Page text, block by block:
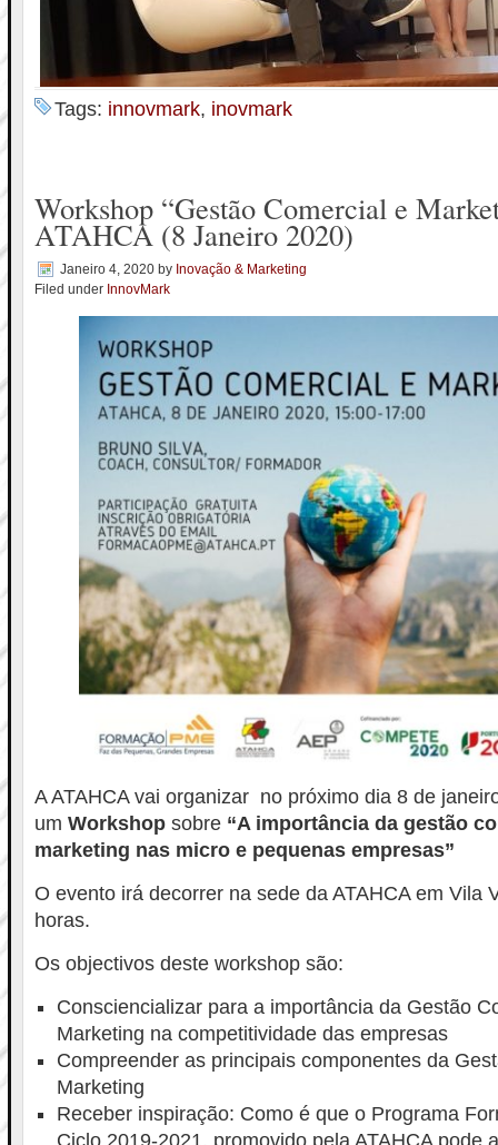
Tags: innovmark, inovmark
Workshop “Gestão Comercial e
ATAHCA (8 Janeiro 2020)
Janeiro 4, 2020 by Inovação & Marketing
Filed under InnovMark
A ATAHCA vai organizar no próximo dia 8 de
um Workshop sobre “A importância da gestão
marketing nas micro e pequenas empresas”
O evento irá decorrer na sede da ATAHCA em Vila
horas.
Os objectivos deste workshop são:
Consciencializar para a importância da Gestão
Marketing na competitividade das empresas
Compreender as principais componentes da
Marketing
Receber inspiração: Como é que o Programa
Ciclo 2019-2021, promovido pela ATAHCA pode